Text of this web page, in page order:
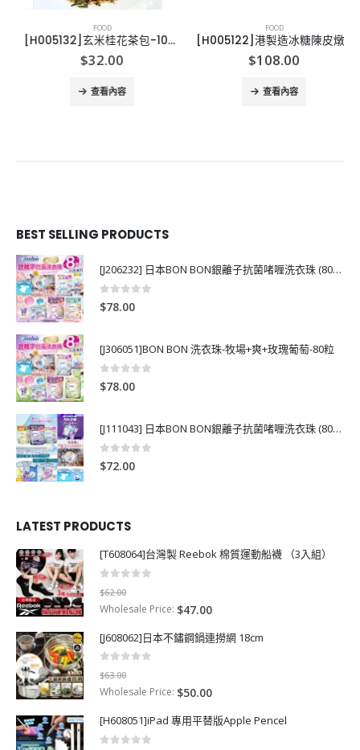
FOOD
[H005132]玄米桂花茶包-10小包
32.00
查看內容
FOOD
[H005122]港製造冰糖陳皮燉檸檬
108.00
查看內容
BEST SELLING PRODUCTS
[J206232] 日本BON BON銀離子抗菌啫喱洗衣珠 (80粒)
0out of 5
$78.00
[J306051]BON BON 洗衣珠-牧場+爽+玫瑰葡萄-80粒
0out of 5
$78.00
[J111043] 日本BON BON銀離子抗菌啫喱洗衣珠 (80粒)
0
$72.00
LATEST PRODUCTS
[T608064]台灣製 Reebok 棉質運動船襪 （3入組）
$62.00
Wholesale Price: $47.00
[J608062]日本不鏽鋼鍋連撈網 18cm
$63.00
Wholesale Price: $50.00
[H608051]iPad 專用平替版Apple Pencel